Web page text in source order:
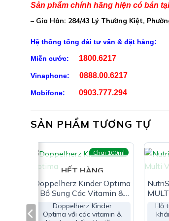
Lutein: 2mg
Beta-caroten: 0.9mg
Vitamin B2: 0.6mg
Vitamin A: 240 µg
Công Dụng Kinder Visio:
Hỗ trợ bổ sung vitamin A, E, B2,
Đối Tượng Sử Dụng
Sản phẩm chính hãng hiện có bán
– Gia Hân: 284/43 Lý Thường Kiệt,
Hệ thống tổng đài tư vấn & đặt hàng:
Miễn cước: 1800.6217
Vinaphone: 0888.00.6217
Mobifone: 0903.777.294
SẢN PHẨM TƯƠNG TỰ
Chai 100ml
HẾT HÀNG
Doppelherz Kinder Optima
– Bổ Sung Các Vitamin &
Khoáng Chất Nâng Cao
Hệ Miễn Dịch Cho Bé
Doppelherz Kinder
Optima với các vitamin &
Trợ
Hỗ